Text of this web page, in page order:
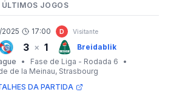
ÚLTIMOS JOGOS
2025 17:00 D Visitante
3 × 1
Breidablik
• Fase de Liga - Rodada 6
•
de la Meinau, Strasbourg
DA PARTIDA